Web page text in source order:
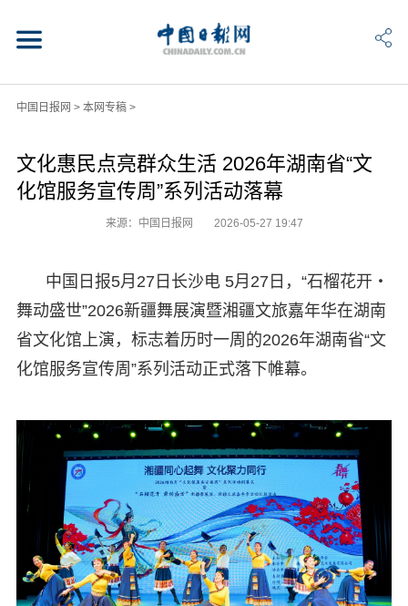
中国日报网 > 本网专稿>
文化惠民点亮群众生活 2026年湖南省“文
化馆服务宣传周”系列活动落幕
来源：中国日报网 2026-05-27 19:47
中国日报5月27日长沙电 5月27日，“石榴花开・
舞动盛世”2026新疆舞展演暨湘疆文旅嘉年华在湖南
省文化馆上演，标志着历时一周的2026年湖南省“文
化馆服务宣传周”系列活动正式落下帷幕。